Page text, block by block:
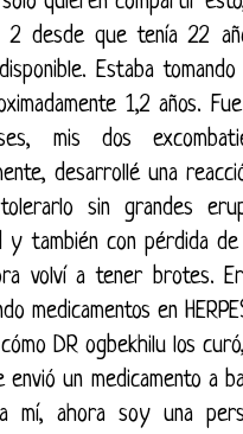
2 desde que tenía 22
Estaba
1,2 años.
mis dos
desarrollé una
sin grandes
y también con pérdida
volví a tener brotes.
medicamentos en
DR ogbekhilu los
envió un medicamento a
mí, ahora soy una